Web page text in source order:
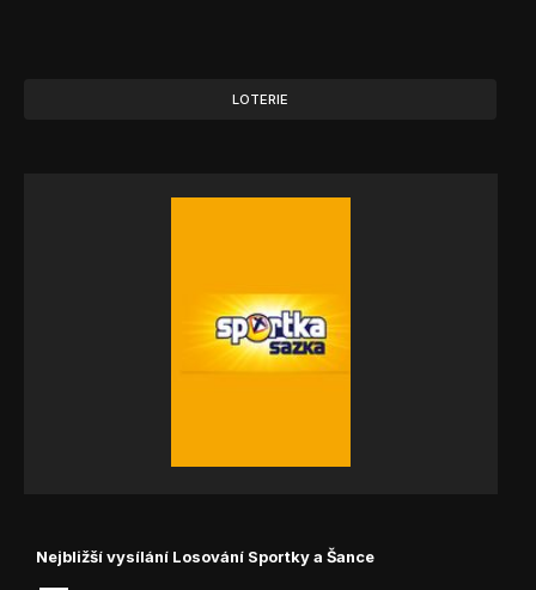
LOTERIE
Nejbližší vysílání Losování Sportky a Šance